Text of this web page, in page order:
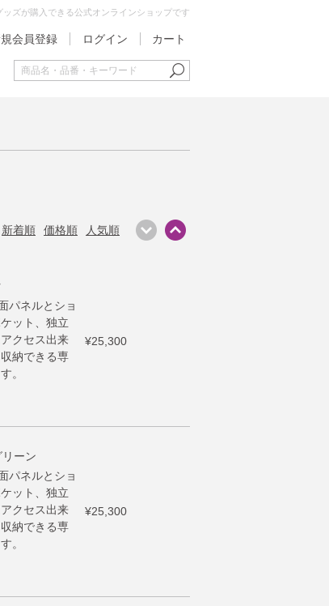
ッズが購入できる公式オンラインショップです
会員登録 ログイン カート
新着順 価格順 人気順
パネルとショ
ット、独立
クセス出来
納できる専
。
¥25,300
ーン
パネルとショ
ット、独立
クセス出来
納できる専
。
¥25,300